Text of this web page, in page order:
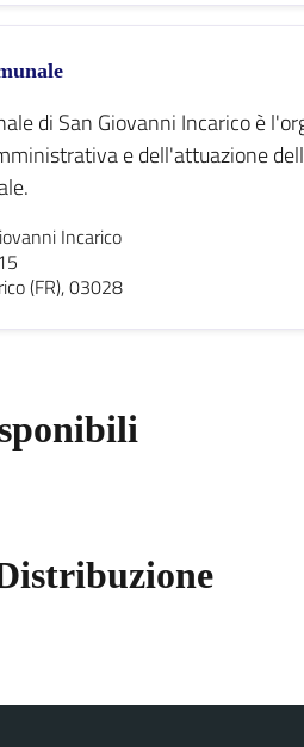
di San Giovanni Incarico è
e dell'attuazione
Incarico
(FR), 03028